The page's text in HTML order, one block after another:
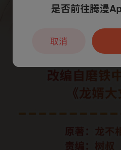
本章节仅支持App阅
户7天免
是否前往腾漫
取消